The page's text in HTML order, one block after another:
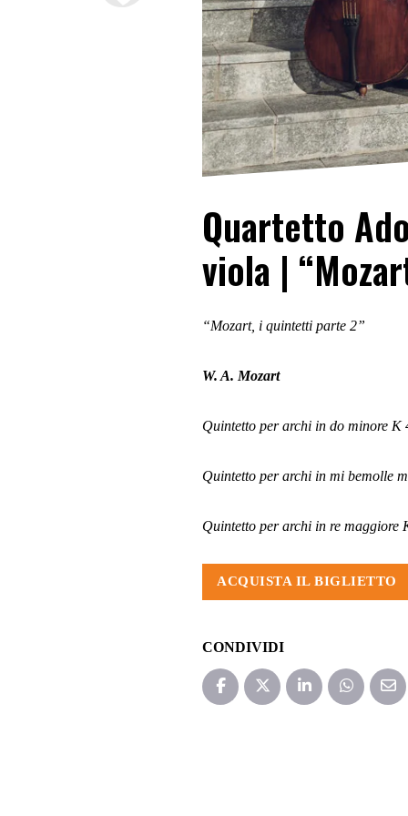
Quartetto
viola |
“Mozart, i quintetti parte 2”
W. A. Mozart
Quintetto per archi in do minore K
Quintetto per archi in mi bemolle
Quintetto per archi in re maggiore
ACQUISTA IL BIGLIETTO
CONDIVIDI